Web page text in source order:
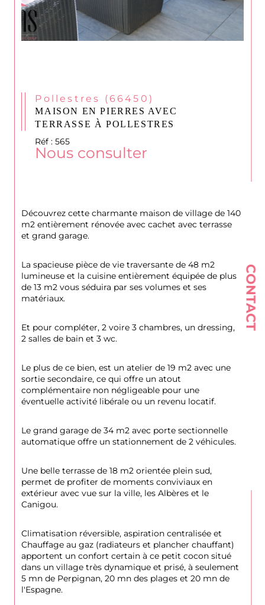
CONTACT
Pollestres (66450)
MAISON EN PIERRES AVEC
TERRASSE À POLLESTRES
Réf : 565
Nous consulter
Découvrez cette charmante maison de village de 140
m2 entièrement rénovée avec cachet avec terrasse
et grand garage.
La spacieuse pièce de vie traversante de 48 m2
lumineuse et la cuisine entièrement équipée de plus
de 13 m2 vous séduira par ses volumes et ses
matériaux.
Et pour compléter, 2 voire 3 chambres, un dressing,
2 salles de bain et 3 wc.
Le plus de ce bien, est un atelier de 19 m2 avec une
sortie secondaire, ce qui offre un atout
complémentaire non négligeable pour une
éventuelle activité libérale ou un revenu locatif.
Le grand garage de 34 m2 avec porte sectionnelle
automatique offre un stationnement de 2 véhicules.
Une belle terrasse de 18 m2 orientée plein sud,
permet de profiter de moments conviviaux en
extérieur avec vue sur la ville, les Albères et le
Canigou.
Climatisation réversible, aspiration centralisée et
Chauffage au gaz (radiateurs et plancher chauffant)
apportent un confort certain à ce petit cocon situé
dans un village très dynamique et prisé, à seulement
5 mn de Perpignan, 20 mn des plages et 20 mn de
l'Espagne.